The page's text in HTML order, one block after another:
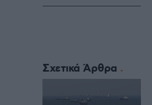
Σχετικά Άρθρα